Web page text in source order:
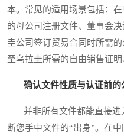
本。常见的适用场景包括：
的母公司注册文件、董事会
圭公司签订贸易合同时所需
至乌拉圭所需的自由销售证明
确认文件性质与认证前的
并非所有文件都能直接进
断您手中文件的“出身”。在